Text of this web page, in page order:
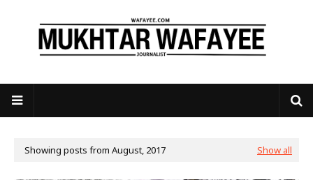
Showing posts from August, 2017 Show all